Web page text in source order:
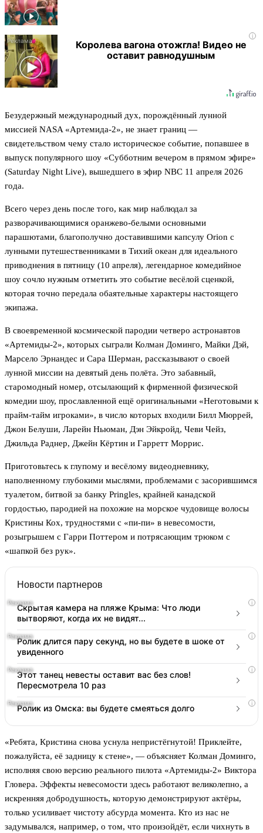
i
Королева вагона отожгла! Видео не
оставит равнодушным
Безудержный международный дух, порождённый лунной
миссией NASA «Артемида-2», не знает границ —
свидетельством чему стало историческое событие, попавшее в
выпуск популярного шоу «Субботним вечером в прямом эфире»
(Saturday Night Live), вышедшего в эфир NBC 11 апреля 2026
года.
Всего через день после того, как мир наблюдал за
разворачивающимися оранжево-белыми основными
парашютами, благополучно доставившими капсулу Orion с
лунными путешественниками в Тихий океан для идеального
приводнения в пятницу (10 апреля), легендарное комедийное
шоу сочло нужным отметить это событие весёлой сценкой,
которая точно передала обаятельные характеры настоящего
экипажа.
В своевременной космической пародии четверо астронавтов
«Артемиды-2», которых сыграли Колман Доминго, Майки Дэй,
Марсело Эрнандес и Сара Шерман, рассказывают о своей
лунной миссии на девятый день полёта. Это забавный,
старомодный номер, отсылающий к фирменной физической
комедии шоу, прославленной ещё оригинальными «Неготовыми к
прайм-тайм игроками», в число которых входили Билл Мюррей,
Джон Белуши, Ларейн Ньюман, Дэн Эйкройд, Чеви Чейз,
Джильда Раднер, Джейн Кёртин и Гарретт Моррис.
Приготовьтесь к глупому и весёлому видеодневнику,
наполненному глубокими мыслями, проблемами с засорившимся
туалетом, битвой за банку Pringles, крайней канадской
гордостью, пародией на похожие на морское чудовище волосы
Кристины Кох, трудностями с «пи-пи» в невесомости,
розыгрышем с Гарри Поттером и потрясающим трюком с
«шапкой без рук».
Новости партнеров
i
Скрытая камера на пляже Крыма: Что люди
вытворяют, когда их не видят...
i
Ролик длится пару секунд, но вы будете в шоке от
увиденного
i
Этот танец невесты оставит вас без слов!
Пересмотрела 10 раз
i
Ролик из Омска: вы будете смеяться долго
«Ребята, Кристина снова уснула непристёгнутой! Приклейте,
пожалуйста, её задницу к стене», — объясняет Колман Доминго,
исполняя свою версию реального пилота «Артемиды-2» Виктора
Гловера. Эффекты невесомости здесь работают великолепно, а
искренняя добродушность, которую демонстрируют актёры,
только усиливает чистоту абсурда момента. Кто из нас не
задумывался, например, о том, что произойдёт, если чихнуть в